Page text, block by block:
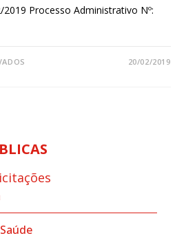
Processo Administrativo Nº:
20/02/2019